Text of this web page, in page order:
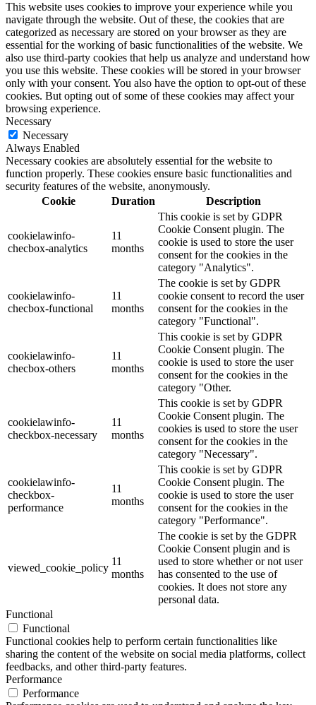
This website uses cookies to improve your experience while you
navigate through the website. Out of these, the cookies that are
categorized as necessary are stored on your browser as they are
essential for the working of basic functionalities of the website. We
also use third-party cookies that help us analyze and understand how
you use this website. These cookies will be stored in your browser
only with your consent. You also have the option to opt-out of these
cookies. But opting out of some of these cookies may affect your
browsing experience.
Necessary
Necessary
Always Enabled
Necessary cookies are absolutely essential for the website to
function properly. These cookies ensure basic functionalities and
security features of the website, anonymously.
Cookie
Duration Description
cookielawinfo-
checbox-analytics
11
months
This cookie is set by GDPR
Cookie Consent plugin. The
cookie is used to store the user
consent for the cookies in the
category "Analytics".
cookielawinfo-
checbox-functional
11
months
The cookie is set by GDPR
cookie consent to record the user
consent for the cookies in the
category "Functional".
cookielawinfo-
checbox-others
11
months
This cookie is set by GDPR
Cookie Consent plugin. The
cookie is used to store the user
consent for the cookies in the
category "Other.
cookielawinfo-
checkbox-necessary
11
months
This cookie is set by GDPR
Cookie Consent plugin. The
cookies is used to store the user
consent for the cookies in the
category "Necessary".
cookielawinfo-
checkbox-
performance
11
months
This cookie is set by GDPR
Cookie Consent plugin. The
cookie is used to store the user
consent for the cookies in the
category "Performance".
viewed_cookie_policy
11
months
The cookie is set by the GDPR
Cookie Consent plugin and is
used to store whether or not user
has consented to the use of
cookies. It does not store any
personal data.
Functional
Functional
Functional cookies help to perform certain functionalities like
sharing the content of the website on social media platforms, collect
feedbacks, and other third-party features.
Performance
Performance